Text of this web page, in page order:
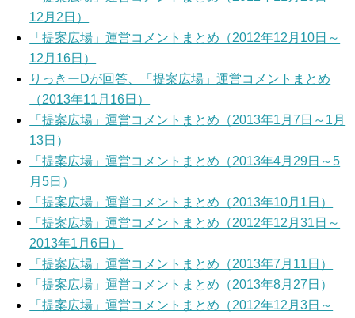
12月2日）
「提案広場」運営コメントまとめ（2012年12月10日～
12月16日）
りっきーDが回答、「提案広場」運営コメントまとめ
（2013年11月16日）
「提案広場」運営コメントまとめ（2013年1月7日～1月
13日）
「提案広場」運営コメントまとめ（2013年4月29日～5
月5日）
「提案広場」運営コメントまとめ（2013年10月1日）
「提案広場」運営コメントまとめ（2012年12月31日～
2013年1月6日）
「提案広場」運営コメントまとめ（2013年7月11日）
「提案広場」運営コメントまとめ（2013年8月27日）
「提案広場」運営コメントまとめ（2012年12月3日～